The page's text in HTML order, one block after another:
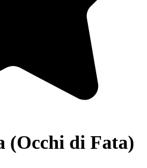
(Occhi di Fata)